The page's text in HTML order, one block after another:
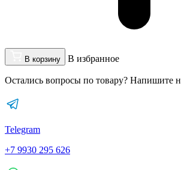
В корзину В избранное
Остались вопросы по товару? Напишите
Telegram
+7 9930 295 626